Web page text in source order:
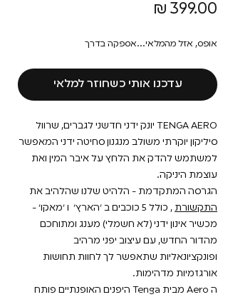
אופס, אזל מהמלאי...אספקה בדרך
עדכנו אותי כשחוזר למלאי
TENGA AERO יונק ידני חדשני לגברים, שרוול
סיליקון יוקרתי משולב מנגנון סחיטה ידני המאפשר
למשתמש להדק את הלחץ על איבר המין ואת
עוצמת היניקה.
הגרסה המתקדמת - הלהיט שלנו שהלהיב את
התקשורת
, כולל 5 כוכבים ב ׳הארץ׳ ו ׳מאקו׳ -
מכשיר אינון ידני (לא חשמלי) מענג ומתוחכם
מהדור החדש, עם עיצוב יפני מרהיב
ופונקציונאליות שתאפשר לך לחוות תחושות
אורגזמיות מדהימות.
ה Aero מבית Tenga היפנים האופנתיים פותח